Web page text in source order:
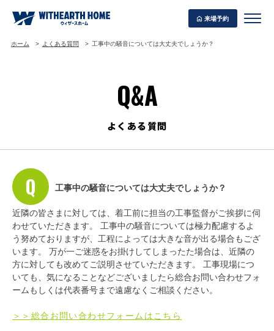
来場予約
WITHEARTH HOME の BEST PLAN
エリア限定商品
ホーム よくある質問 工事中の騒音については大丈夫でしょうか？
Q&A
よくある質問
工事中の騒音については大丈夫でしょうか？
近隣の皆さまに対しては、着工前に担当の工事監督がご挨拶に伺
わせていただきます。 工事中の騒音については極力配慮するよ
う努めておりますが、工程によっては大きな音が出る場合もござ
います。 万が一ご迷惑をお掛けしてしまったた場合は、近隣の
方に対しても改めてご説明させていただきます。 工事現場につ
いても、気になることなどございましたら総合お問い合わせフォ
ームもしくは代表番号まで遠慮なくご相談ください。
＞＞総合お問い合わせフォームはこちら